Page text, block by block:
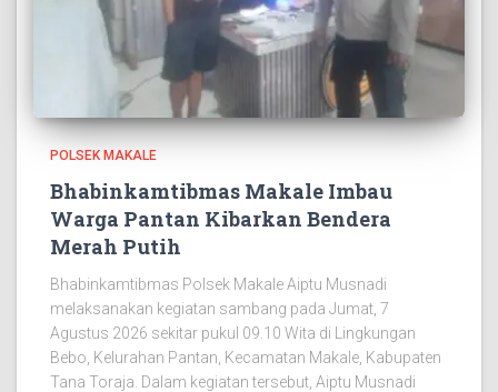
POLSEK MAKALE
Bhabinkamtibmas Makale Imbau
Warga Pantan Kibarkan Bendera
Merah Putih
Bhabinkamtibmas Polsek Makale Aiptu Musnadi
melaksanakan kegiatan sambang pada Jumat, 7
Agustus 2026 sekitar pukul 09.10 Wita di Lingkungan
Bebo, Kelurahan Pantan, Kecamatan Makale, Kabupaten
Tana Toraja. Dalam kegiatan tersebut, Aiptu Musnadi